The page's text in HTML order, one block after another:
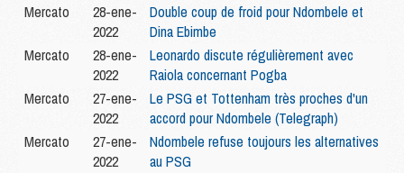
Mercato
28-ene-
2022
Double coup de froid pour Ndombele et
Dina Ebimbe
Mercato
28-ene-
2022
Leonardo discute régulièrement avec
Raiola concernant Pogba
Mercato
27-ene-
2022
Le PSG et Tottenham très proches d'un
accord pour Ndombele (Telegraph)
Mercato
27-ene-
2022
Ndombele refuse toujours les alternatives
au PSG